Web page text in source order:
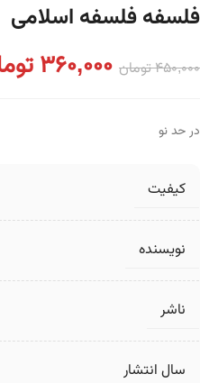
فلسفه فلسفه اسلامی
450,000تومان 360,000
در حد نو
کیفیت
نویسنده
ناشر
سال انتشار